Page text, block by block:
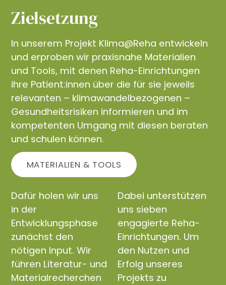
Zielsetzung
In unserem Projekt Klima@Reha entwickeln
und erproben wir praxisnahe Materialien
und Tools, mit denen Reha-Einrichtungen
ihre Patient:innen über die für sie jeweils
relevanten – klimawandelbezogenen –
Gesundheitsrisiken informieren und im
kompetenten Umgang mit diesen beraten
und schulen können.
MATERIALIEN & TOOLS
Dafür holen wir uns
in der
Entwicklungsphase
zunächst den
nötigen Input. Wir
führen Literatur- und
Materialrecherchen
Dabei unterstützen
uns sieben
engagierte Reha-
Einrichtungen. Um
den Nutzen und
Erfolg unseres
Projekts zu